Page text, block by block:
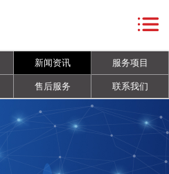
新闻资讯
服务项目
售后服务 联系我们